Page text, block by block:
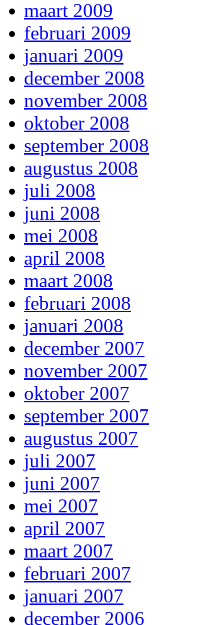
maart 2009
februari 2009
januari 2009
december 2008
november 2008
oktober 2008
september 2008
augustus 2008
juli 2008
juni 2008
mei 2008
april 2008
maart 2008
februari 2008
januari 2008
december 2007
november 2007
oktober 2007
september 2007
augustus 2007
juli 2007
juni 2007
mei 2007
april 2007
maart 2007
februari 2007
januari 2007
december 2006